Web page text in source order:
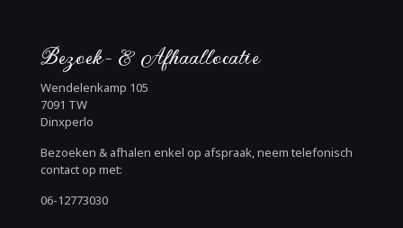
Bezoek- & Afhaallocatie
Wendelenkamp 105
7091 TW
Dinxperlo
Bezoeken & afhalen enkel op afspraak, neem telefonisch
contact op met:
06-12773030